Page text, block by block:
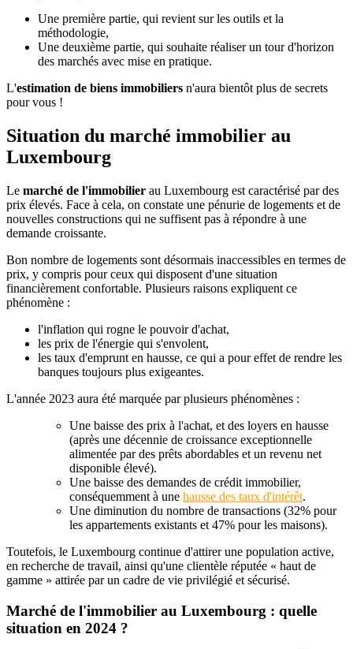
Une première partie, qui revient sur les outils et la
méthodologie,
Une deuxième partie, qui souhaite réaliser un tour d'horizon
des marchés avec mise en pratique.
L'estimation de biens immobiliers n'aura bientôt plus de secrets
pour vous !
Situation du marché immobilier au
Luxembourg
Le marché de l'immobilier au Luxembourg est caractérisé par des
prix élevés. Face à cela, on constate une pénurie de logements et de
nouvelles constructions qui ne suffisent pas à répondre à une
demande croissante.
Bon nombre de logements sont désormais inaccessibles en termes de
prix, y compris pour ceux qui disposent d'une situation
financièrement confortable. Plusieurs raisons expliquent ce
phénomène :
l'inflation qui rogne le pouvoir d'achat,
les prix de l'énergie qui s'envolent,
les taux d'emprunt en hausse, ce qui a pour effet de rendre les
banques toujours plus exigeantes.
L'année 2023 aura été marquée par plusieurs phénomènes :
Une baisse des prix à l'achat, et des loyers en hausse
(après une décennie de croissance exceptionnelle
alimentée par des prêts abordables et un revenu net
disponible élevé).
Une baisse des demandes de crédit immobilier,
conséquemment à une hausse des taux d'intérêt.
Une diminution du nombre de transactions (32% pour
les appartements existants et 47% pour les maisons).
Toutefois, le Luxembourg continue d'attirer une population active,
en recherche de travail, ainsi qu'une clientèle réputée « haut de
gamme » attirée par un cadre de vie privilégié et sécurisé.
Marché de l'immobilier au Luxembourg : quelle
situation en 2024 ?